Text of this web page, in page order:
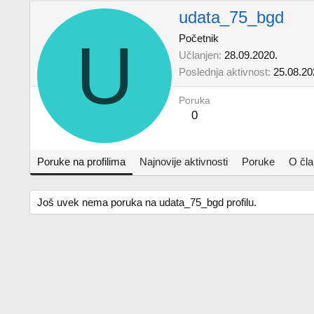
U
udata_75_bgd
Početnik
Učlanjen 28.09.2020.
Poslednja aktivnost
Poruka
0
Poruke na profilima Najnovije aktivnosti Poruke O
Još uvek nema poruka na udata_75_bgd profilu.